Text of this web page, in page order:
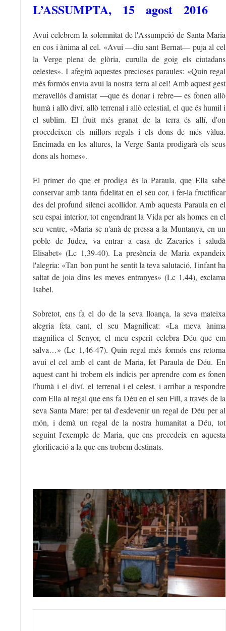
L’ASSUMPTA, 15 agost 2016
Avui celebrem la solemnitat de l'Assumpció de Santa Maria
en cos i ànima al cel. «Avui —diu sant Bernat— puja al cel
la Verge plena de glòria, curulla de goig els ciutadans
celestes». I afegirà aquestes precioses paraules: «Quin regal
més formós envia avui la nostra terra al cel! Amb aquest gest
meravellós d'amistat —que és donar i rebre— es fonen allò
humà i allò diví, allò terrenal i allò celestial, el que és humil i
el sublim. El fruit més granat de la terra és allí, d'on
procedeixen els millors regals i els dons de més vàlua.
Encimada en les altures, la Verge Santa prodigarà els seus
dons als homes».
El primer do que et prodiga és la Paraula, que Ella sabé
conservar amb tanta fidelitat en el seu cor, i fer-la fructificar
des del profund silenci acollidor. Amb aquesta Paraula en el
seu espai interior, tot engendrant la Vida per als homes en el
seu ventre, «Maria se n'anà de pressa a la Muntanya, en un
poble de Judea, va entrar a casa de Zacaries i saludà
Elisabet» (Lc 1,39-40). La presència de Maria expandeix
l'alegria: «Tan bon punt he sentit la teva salutació, l'infant ha
saltat de joia dins les meves entranyes» (Lc 1,44), exclama
Isabel.
Sobretot, ens fa el do de la seva lloança, la seva mateixa
alegria feta cant, el seu Magnificat: «La meva ànima
magnifica el Senyor, el meu esperit celebra Déu que em
salva…» (Lc 1,46-47). Quin regal més formós ens retorna
avui el cel amb el cant de Maria, fet Paraula de Déu. En
aquest cant hi trobem els indicis per aprendre com es fonen
l'humà i el diví, el terrenal i el celest, i arribar a respondre
com Ella al regal que ens fa Déu en el seu Fill, a través de la
seva Santa Mare: per tal d'esdevenir un regal de Déu per al
món, i demà un regal de la nostra humanitat a Déu, tot
seguint l'exemple de Maria, que ens precedeix en aquesta
glorificació a la que ens trobem destinats.